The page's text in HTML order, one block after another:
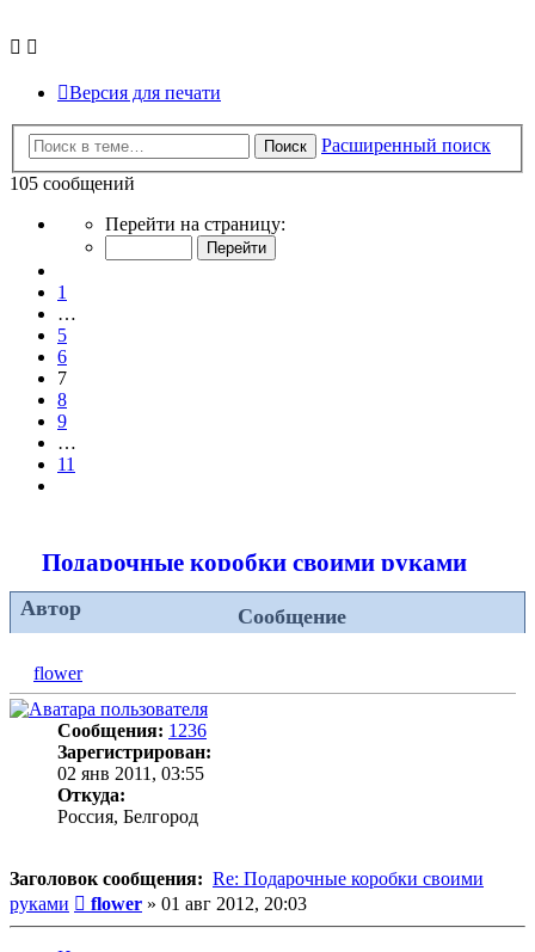
Версия для печати
Поиск
Расширенный поиск
105 сообщений
Страница
11
Перейти на страницу:
1
…
5
6
7
8
9
…
11
Подарочные коробки своими руками
Автор Сообщение
flower
Сообщения: 1236
Зарегистрирован:
02 янв 2011, 03:55
Откуда:
Россия, Белгород
Заголовок сообщения: Re: Подарочные коробки своими
руками
Сообщение
flower » 01 авг 2012, 20:03